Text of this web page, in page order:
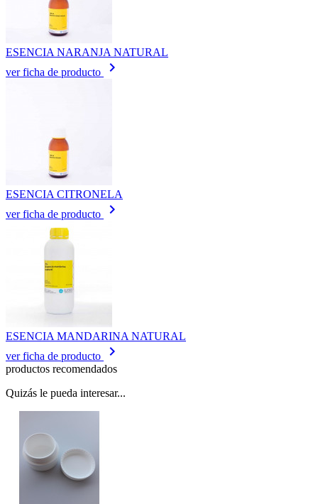
ESENCIA NARANJA NATURAL
ver ficha de producto
keyboard_arrow_right
ESENCIA CITRONELA
ver ficha de producto
keyboard_arrow_right
ESENCIA MANDARINA NATURAL
ver ficha de producto
keyboard_arrow_right
productos recomendados
Quizás le pueda interesar...